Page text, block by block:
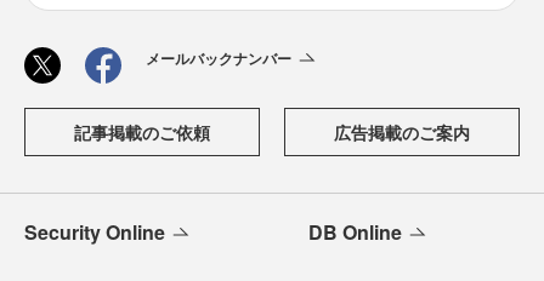
メールバックナンバー
記事掲載のご依頼 広告掲載のご案内
Security Online DB Online